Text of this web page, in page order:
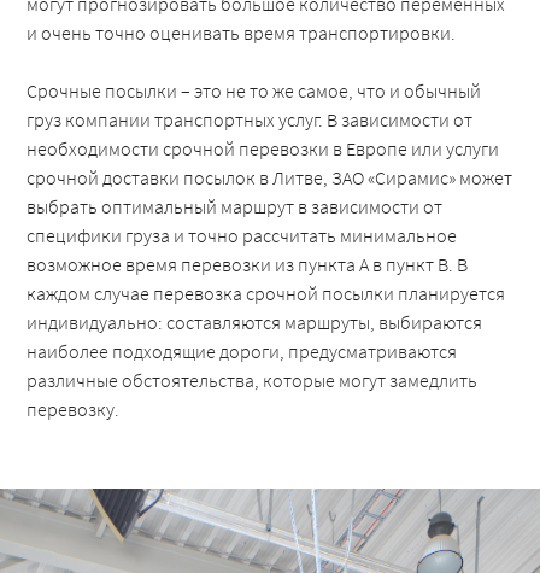
и очень точно оценивать время транспортировки.
Срочные посылки – это не то же самое, что и обычный
груз компании транспортных услуг. В зависимости от
необходимости срочной перевозки в Европе или услуги
срочной доставки посылок в Литве, ЗАО «Сирамис» может
выбрать оптимальный маршрут в зависимости от
специфики груза и точно рассчитать минимальное
возможное время перевозки из пункта А в пункт B. В
каждом случае перевозка срочной посылки планируется
индивидуально: составляются маршруты, выбираются
наиболее подходящие дороги, предусматриваются
различные обстоятельства, которые могут замедлить
перевозку.